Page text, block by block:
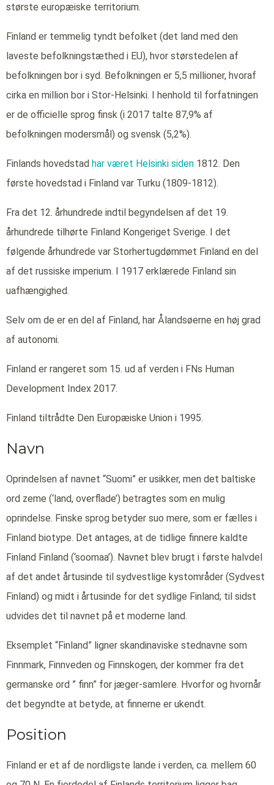
største europæiske territorium.
Finland er temmelig tyndt befolket (det land med den
laveste befolkningstæthed i EU), hvor størstedelen af
befolkningen bor i syd. Befolkningen er 5,5 millioner, hvoraf
cirka en million bor i Stor-Helsinki. I henhold til forfatningen
er de officielle sprog finsk (i 2017 talte 87,9% af
befolkningen modersmål) og svensk (5,2%).
Finlands hovedstad har været Helsinki siden 1812. Den
første hovedstad i Finland var Turku (1809-1812).
Fra det 12. århundrede indtil begyndelsen af det 19.
århundrede tilhørte Finland Kongeriget Sverige. I det
følgende århundrede var Storhertugdømmet Finland en del
af det russiske imperium. I 1917 erklærede Finland sin
uafhængighed.
Selv om de er en del af Finland, har Ålandsøerne en høj grad
af autonomi.
Finland er rangeret som 15. ud af verden i FNs Human
Development Index 2017.
Finland tiltrådte Den Europæiske Union i 1995.
Navn
Oprindelsen af navnet “Suomi” er usikker, men det baltiske
ord zeme (‘land, overflade’) betragtes som en mulig
oprindelse. Finske sprog betyder suo mere, som er fælles i
Finland biotype. Det antages, at de tidlige finnere kaldte
Finland Finland (‘soomaa’). Navnet blev brugt i første halvdel
af det andet årtusinde til sydvestlige kystområder (Sydvest
Finland) og midt i årtusinde for det sydlige Finland; til sidst
udvides det til navnet på et moderne land.
Eksemplet “Finland” ligner skandinaviske stednavne som
Finnmark, Finnveden og Finnskogen, der kommer fra det
germanske ord ” finn” for jæger-samlere. Hvorfor og hvornår
det begyndte at betyde, at finnerne er ukendt.
Position
Finland er et af de nordligste lande i verden, ca. mellem 60